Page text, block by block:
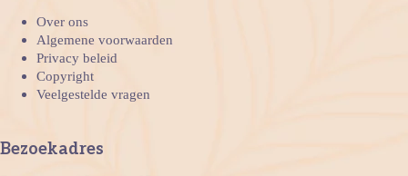
Over ons
Algemene voorwaarden
Privacy beleid
Copyright
Veelgestelde vragen
Bezoekadres